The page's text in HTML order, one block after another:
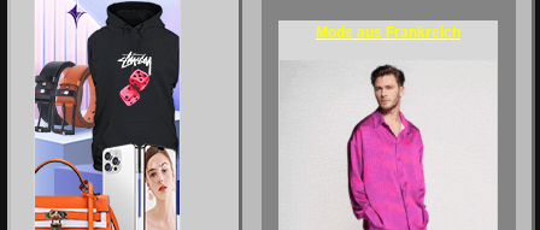
Mode aus Frankreich